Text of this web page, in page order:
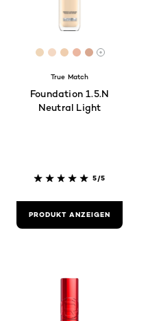
[Color]: #EFD6B8
[Color]: #F4D9C4
[Color]: #EFCEAF
[Color]: #EBB7A1
[Color]:
More
True Match
Foundation 1.5.N
Neutral Light
5/5
PRODUKT ANZEIGEN